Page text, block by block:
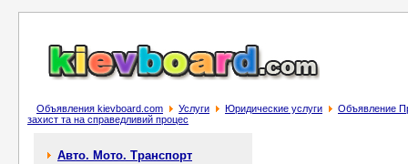
Объявления kievboard.com Услуги Юридические услуги
Объявление
захист та на справедливий процес
Авто. Мото. Транспорт